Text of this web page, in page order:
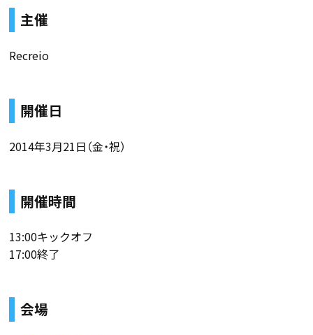
主催
Recreio
開催日
2014年3月21日（金・祝）
開催時間
13:00キックオフ
17:00終了
会場